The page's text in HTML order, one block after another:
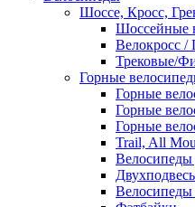
Шоссе, Кросс,
Шоссейные
Велокросс /
Трековые/
Горные
Горные
Горные
Горные
Trail, All
Велосипеды